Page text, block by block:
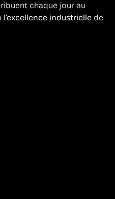
chaque jour au
l’excellence industrielle de